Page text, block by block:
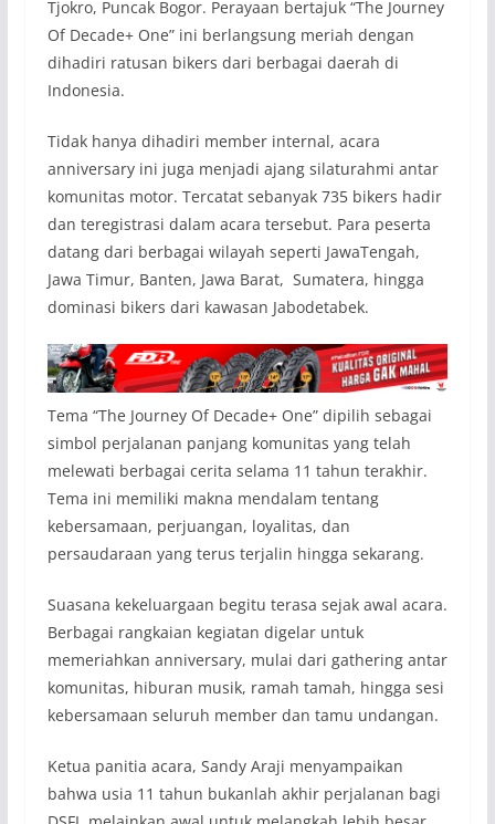
Tjokro, Puncak Bogor. Perayaan bertajuk “The Journey
Of Decade+ One” ini berlangsung meriah dengan
dihadiri ratusan bikers dari berbagai daerah di
Indonesia.
Tidak hanya dihadiri member internal, acara
anniversary ini juga menjadi ajang silaturahmi antar
komunitas motor. Tercatat sebanyak 735 bikers hadir
dan teregistrasi dalam acara tersebut. Para peserta
datang dari berbagai wilayah seperti JawaTengah,
Jawa Timur, Banten, Jawa Barat, Sumatera, hingga
dominasi bikers dari kawasan Jabodetabek.
Tema “The Journey Of Decade+ One” dipilih sebagai
simbol perjalanan panjang komunitas yang telah
melewati berbagai cerita selama 11 tahun terakhir.
Tema ini memiliki makna mendalam tentang
kebersamaan, perjuangan, loyalitas, dan
persaudaraan yang terus terjalin hingga sekarang.
Suasana kekeluargaan begitu terasa sejak awal acara.
Berbagai rangkaian kegiatan digelar untuk
memeriahkan anniversary, mulai dari gathering antar
komunitas, hiburan musik, ramah tamah, hingga sesi
kebersamaan seluruh member dan tamu undangan.
Ketua panitia acara, Sandy Araji menyampaikan
bahwa usia 11 tahun bukanlah akhir perjalanan bagi